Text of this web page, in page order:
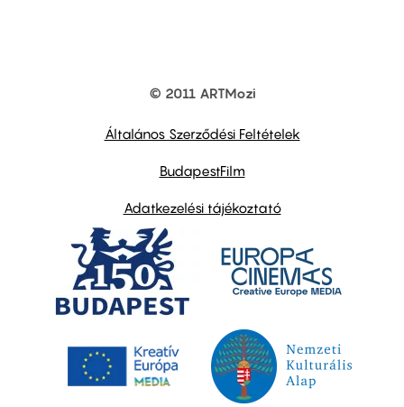
© 2011 ARTMozi
Általános Szerződési Feltételek
BudapestFilm
Adatkezelési tájékoztató